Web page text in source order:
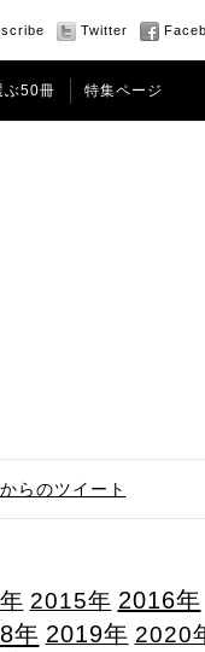
Twitter
ぶ50冊 特集ページ
らのツイート
2015年 2016年
年 2019年 2020